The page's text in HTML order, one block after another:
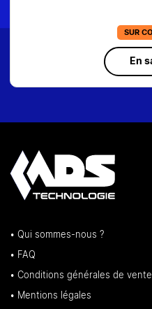
SUR COMMANDE
En savoir +
• Qui sommes-nous ?
• FAQ
• Conditions générales de vente
• Mentions légales